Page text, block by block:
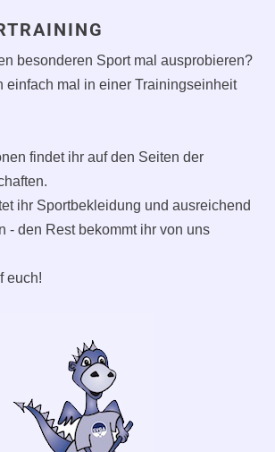
besonderen Sport mal ausprobieren?
einfach mal in einer Trainingseinheit
findet ihr auf den Seiten der
ihr Sportbekleidung und ausreichend
- den Rest bekommt ihr von uns
euch!